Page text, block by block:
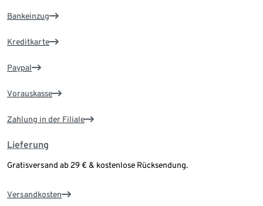
Bankeinzug
Kreditkarte
Paypal
Vorauskasse
Zahlung in der Filiale
Lieferung
Gratisversand ab 29 € & kostenlose Rücksendung.
Versandkosten